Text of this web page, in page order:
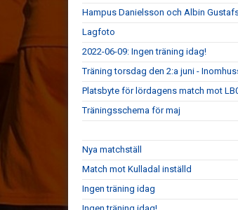
Hampus Danielsson och Albin
Lagfoto
2022-06-09: Ingen träning idag!
Träning torsdag den 2:a juni -
Platsbyte för lördagens match mot
Träningsschema för maj
Nya matchställ
Match mot Kulladal inställd
Ingen träning idag